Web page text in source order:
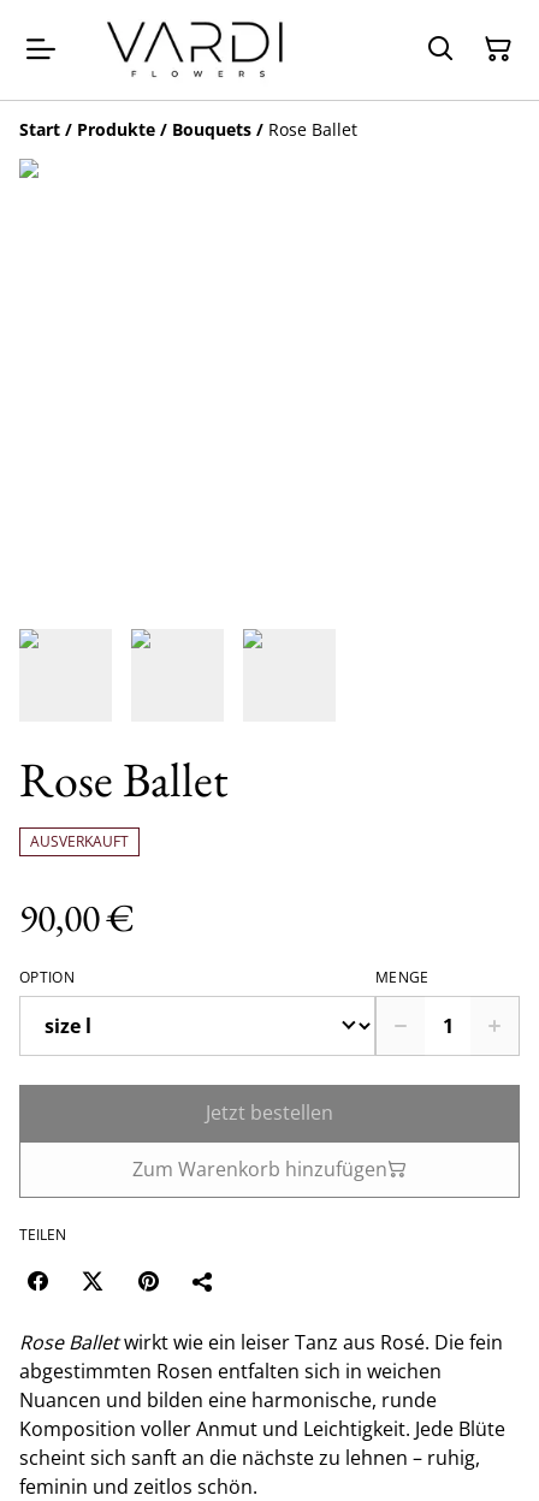
Start / Produkte / Bouquets / Rose Ballet
Rose Ballet
AUSVERKAUFT
90,00 €
OPTION MENGE
Jetzt bestellen
Zum Warenkorb hinzufügen
TEILEN
Rose Balletwirkt wie ein leiser Tanz aus Rosé. Die fein
abgestimmten Rosen entfalten sich in weichen
Nuancen und bilden eine harmonische, runde
Komposition voller Anmut und Leichtigkeit. Jede Blüte
scheint sich sanft an die nächste zu lehnen – ruhig,
feminin und zeitlos schön.